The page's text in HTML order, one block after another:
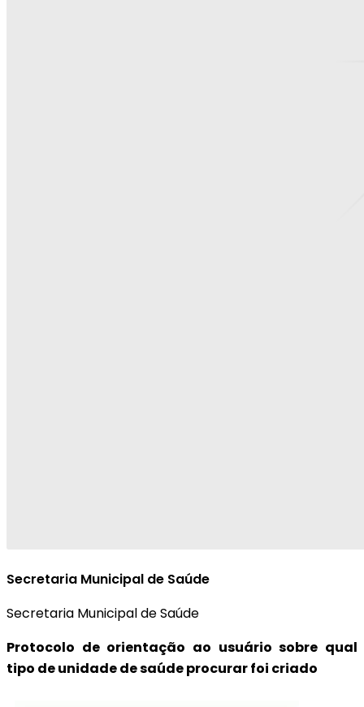
Secretaria Municipal de Saúde
Secretaria Municipal de Saúde
Protocolo de orientação ao usuário sobre qual
tipo de unidade de saúde procurar foi criado